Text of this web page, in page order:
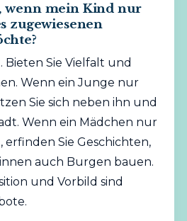
wenn mein Kind nur
zugewiesenen
Bieten Sie Vielfalt und
Wenn ein Junge nur
Sie sich neben ihn und
Wenn ein Mädchen nur
erfinden Sie Geschichten,
auch Burgen bauen.
und Vorbild sind